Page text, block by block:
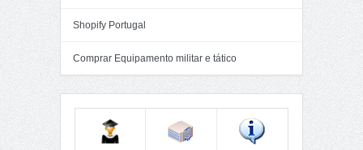
Shopify Portugal
Comprar Equipamento militar e tático